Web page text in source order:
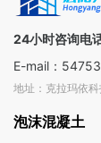
24小时咨询电
E-mail：
地址：克拉玛依
泡沫混凝土